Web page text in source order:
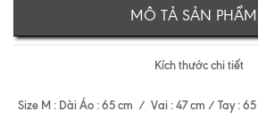
MÔ TẢ SẢN PHẨM
Kích thước chi tiết
Size M : Dài Áo : 65 cm / Vai : 47 cm / Tay : 65